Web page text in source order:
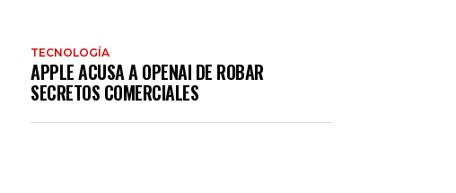
TECNOLOGÍA
APPLE ACUSA A OPENAI DE ROBAR
SECRETOS COMERCIALES